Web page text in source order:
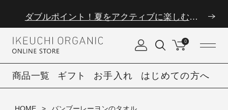
8/6(木)12時まで|夏季休業のお知らせ
ダブルポイント！夏をアクティブに楽しむ夏タオル
0
商品一覧 ギフト お手入れ はじめての方へ
HOME バンブーレーヨンのタオル